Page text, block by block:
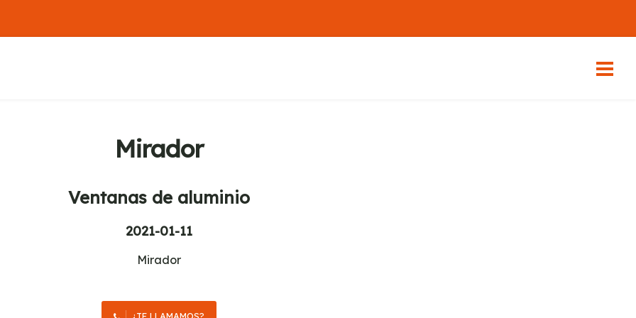
Mirador
Ventanas de aluminio
2021-01-11
Mirador